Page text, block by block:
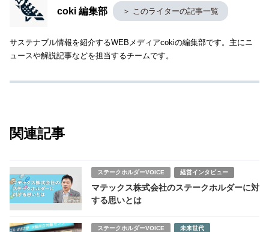
coki 編集部 ＞ このライターの記事一覧
サステナブル情報を紹介するWEBメディアcokiの編集部です。主にニ
ュースや解説記事などを担当するチームです。
関連記事
ステークホルダーVOICE 経営インタビュー
マテックス株式会社のステークホルダーに対
する思いとは
ステークホルダーVOICE 未来世代